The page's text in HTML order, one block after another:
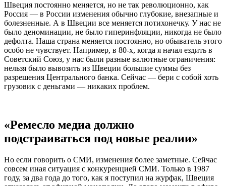
Швеция постоянно меняется, но не так революционно, как
Россия — в России изменения обычно глубокие, внезапные и
болезненные. А в Швеции все меняется потихонечку. У нас не
было деноминации, не было гиперинфляции, никогда не было
дефолта. Наша страна меняется постоянно, но обыватель этого
особо не чувствует. Например, в 80-х, когда я начал ездить в
Советский Союз, у нас были разные валютные ограничения:
нельзя было вывозить из Швеции большие суммы без
разрешения Центрального банка. Сейчас — бери с собой хоть
грузовик с деньгами — никаких проблем.
«Ремесло медиа должно
подстраиваться под новые реалии»
Но если говорить о СМИ, изменения более заметные. Сейчас
совсем иная ситуация с конкуренцией СМИ. Только в 1987
году, за два года до того, как я поступил на журфак, Швеция